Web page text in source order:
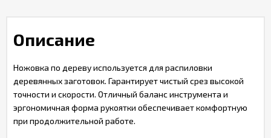
Описание
Ножовка по дереву используется для распиловки
деревянных заготовок. Гарантирует чистый срез высокой
точности и скорости. Отличный баланс инструмента и
эргономичная форма рукоятки обеспечивает комфортную
при продолжительной работе.